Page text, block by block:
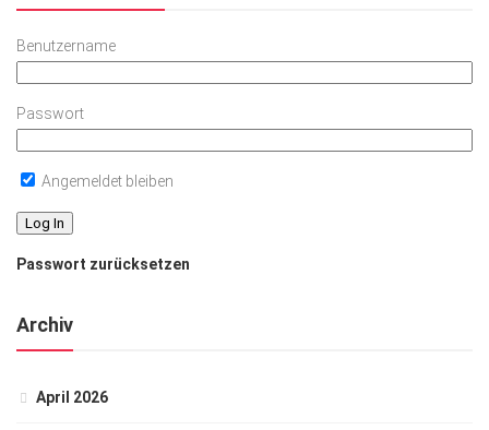
Benutzername
Passwort
Angemeldet bleiben
Passwort zurücksetzen
Archiv
April 2026